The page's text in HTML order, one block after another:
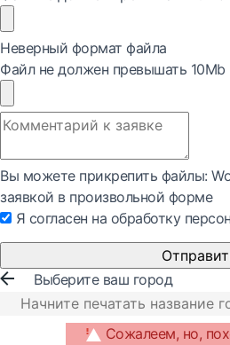
Неверный формат файла
Файл не должен превышать 10Mb
Вы можете прикрепить файлы:
заявкой в произвольной форме
Я согласен на обработку
Выберите ваш город
Сожалеем, но,